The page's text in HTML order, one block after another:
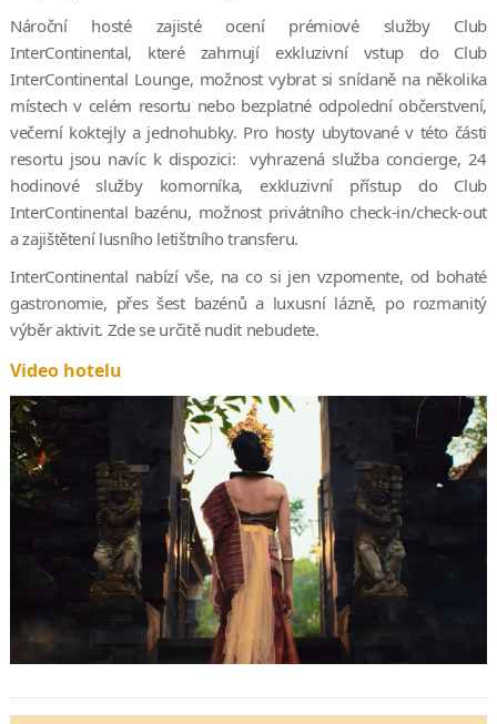
Nároční hosté zajisté ocení prémiové služby Club
InterContinental, které zahrnují exkluzivní vstup do Club
InterContinental Lounge, možnost vybrat si snídaně na několika
místech v celém resortu nebo bezplatné odpolední občerstvení,
večerní koktejly a jednohubky. Pro hosty ubytované v této části
resortu jsou navíc k dispozici: vyhrazená služba concierge, 24
hodinové služby komorníka, exkluzivní přístup do Club
InterContinental bazénu, možnost privátního check-in/check-out
a zajištětení lusního letištního transferu.
InterContinental nabízí vše, na co si jen vzpomente, od bohaté
gastronomie, přes šest bazénů a luxusní lázně, po rozmanitý
výběr aktivit. Zde se určitě nudit nebudete.
Video hotelu